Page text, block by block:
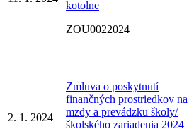
kotolne
ZOU0022024
2. 1. 2024
Zmluva o poskytnutí
finančných prostriedkov na
mzdy a prevádzku školy/
školského zariadenia 2024